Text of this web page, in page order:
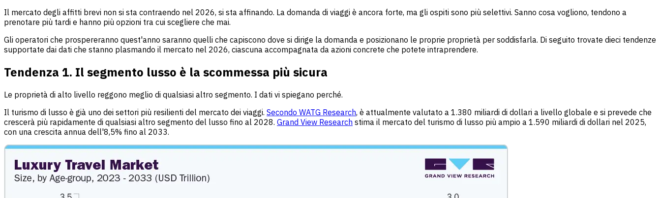
Il mercato degli affitti brevi non si sta contraendo nel 2026, si sta affinando. La domanda di viaggi è ancora forte, ma gli ospiti sono più selettivi. Sanno cosa vogliono, tendono a
prenotare più tardi e hanno più opzioni tra cui scegliere che mai.
Gli operatori che prospereranno quest'anno saranno quelli che capiscono dove si dirige la domanda e posizionano le proprie proprietà per soddisfarla. Di seguito trovate dieci tendenze
supportate dai dati che stanno plasmando il mercato nel 2026, ciascuna accompagnata da azioni concrete che potete intraprendere.
Tendenza 1. Il segmento lusso è la scommessa più sicura
Le proprietà di alto livello reggono meglio di qualsiasi altro segmento. I dati vi spiegano perché.
Il turismo di lusso è già uno dei settori più resilienti del mercato dei viaggi. Secondo WATG Research, è attualmente valutato a 1.380 miliardi di dollari a livello globale e si prevede che
crescerà più rapidamente di qualsiasi altro segmento del lusso fino al 2028. Grand View Research stima il mercato del turismo di lusso più ampio a 1.590 miliardi di dollari nel 2025,
con una crescita annua dell'8,5% fino al 2033.